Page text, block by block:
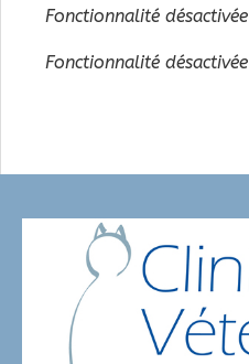
Fonctionnalité désactivée
Fonctionnalité désactivée